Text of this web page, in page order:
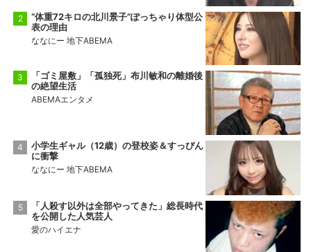
“体重72キロの北川景子”ぽっちゃり体型公
表の理由
ななにー 地下ABEMA
「ゴミ屋敷」「孤独死」布川敏和の離婚後
の絶望生活
ABEMAエンタメ
小学生ギャル（12歳）の登校姿＆すっぴん
に衝撃
ななにー 地下ABEMA
「人殺す以外は全部やってきた」総長時代
を公開した人気芸人
愛のハイエナ